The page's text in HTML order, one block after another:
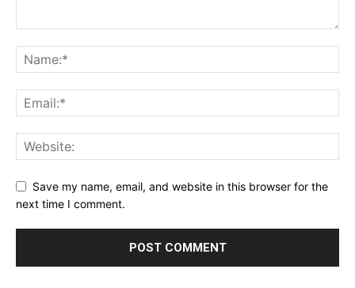
Save my name, email, and website in this browser for the
next time I comment.